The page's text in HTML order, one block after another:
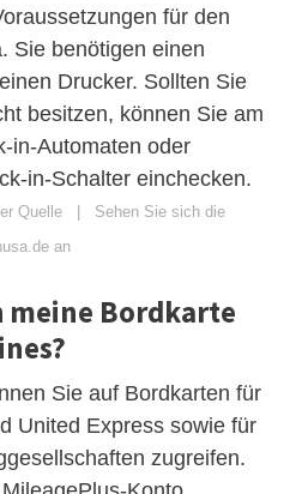
für den
Sie benötigen einen
Drucker. Sollten Sie
besitzen, können Sie am
in-Automaten oder
in-Schalter einchecken.
Quelle
Sehen Sie sich die
an
meine Bordkarte
Sie auf Bordkarten für
United Express sowie für
zugreifen.